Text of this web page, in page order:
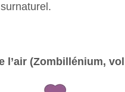
l’air (Zombillénium,